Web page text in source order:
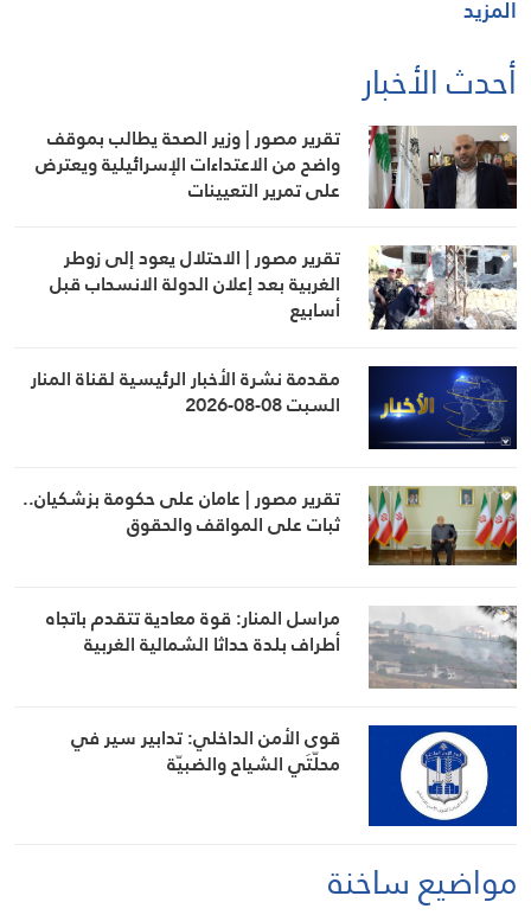
المزيد
أحدث الأخبار
تقرير مصور | وزير الصحة يطالب بموقف
واضح من الاعتداءات الإسرائيلية ويعترض
على تمرير التعيينات
تقرير مصور | الاحتلال يعود إلى زوطر
الغربية بعد إعلان الدولة الانسحاب قبل
أسابيع
مقدمة نشرة الأخبار الرئيسية لقناة المنار
السبت 08-08-2026
تقرير مصور | عامان على حكومة بزشكيان..
ثبات على المواقف والحقوق
مراسل المنار: قوة معادية تتقدم باتجاه
أطراف بلدة حداثا الشمالية الغربية
قوى الأمن الداخلي: تدابير سير في
محلّتَي الشياح والضبيّة
مواضيع ساخنة